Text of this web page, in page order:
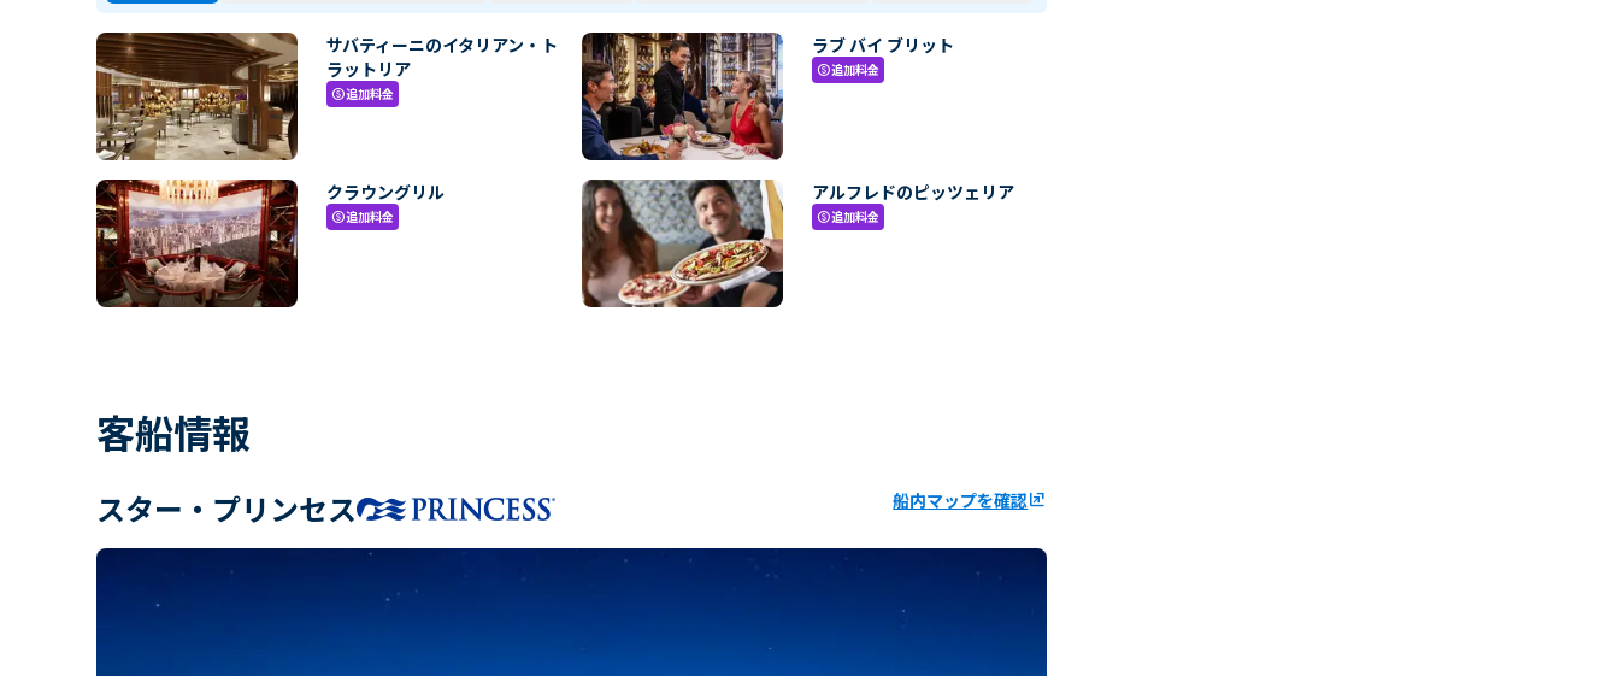
サバティーニのイタリアン・ト
ラットリア
paid追加料金
ラブ バイ ブリット
paid追加料金
クラウングリル
paid追加料金
アルフレドのピッツェリア
paid追加料金
客船情報
スター・プリンセス 船内マップを確認ungroup